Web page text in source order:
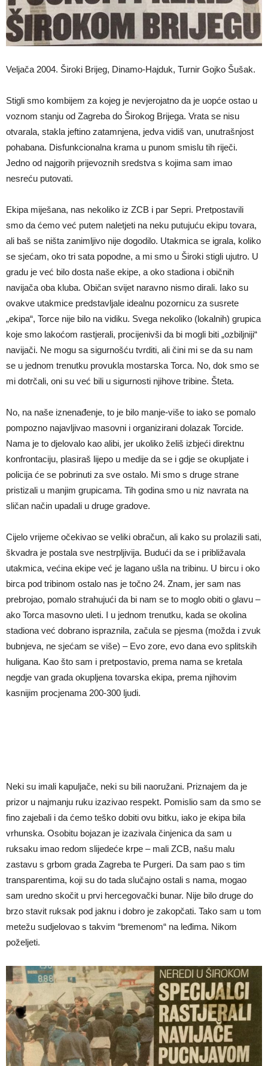
Veljača 2004. Široki Brijeg, Dinamo-Hajduk, Turnir Gojko Šušak.
Stigli smo kombijem za kojeg je nevjerojatno da je uopće ostao u
voznom stanju od Zagreba do Širokog Brijega. Vrata se nisu
otvarala, stakla jeftino zatamnjena, jedva vidiš van, unutrašnjost
pohabana. Disfunkcionalna krama u punom smislu tih riječi.
Jedno od najgorih prijevoznih sredstva s kojima sam imao
nesreću putovati.
Ekipa miješana, nas nekoliko iz ZCB i par Sepri. Pretpostavili
smo da ćemo već putem naletjeti na neku putujuću ekipu tovara,
ali baš se ništa zanimljivo nije dogodilo. Utakmica se igrala, koliko
se sjećam, oko tri sata popodne, a mi smo u Široki stigli ujutro. U
gradu je već bilo dosta naše ekipe, a oko stadiona i običnih
navijača oba kluba. Običan svijet naravno nismo dirali. Iako su
ovakve utakmice predstavljale idealnu pozornicu za susrete
„ekipa“, Torce nije bilo na vidiku. Svega nekoliko (lokalnih) grupica
koje smo lakoćom rastjerali, procijenivši da bi mogli biti „ozbiljniji“
navijači. Ne mogu sa sigurnošću tvrditi, ali čini mi se da su nam
se u jednom trenutku provukla mostarska Torca. No, dok smo se
mi dotrčali, oni su već bili u sigurnosti njihove tribine. Šteta.
No, na naše iznenađenje, to je bilo manje-više to iako se pomalo
pompozno najavljivao masovni i organizirani dolazak Torcide.
Nama je to djelovalo kao alibi, jer ukoliko želiš izbjeći direktnu
konfrontaciju, plasiraš lijepo u medije da se i gdje se okupljate i
policija će se pobrinuti za sve ostalo. Mi smo s druge strane
pristizali u manjim grupicama. Tih godina smo u niz navrata na
sličan način upadali u druge gradove.
Cijelo vrijeme očekivao se veliki obračun, ali kako su prolazili sati,
škvadra je postala sve nestrpljivija. Budući da se i približavala
utakmica, većina ekipe već je lagano ušla na tribinu. U bircu i oko
birca pod tribinom ostalo nas je točno 24. Znam, jer sam nas
prebrojao, pomalo strahujući da bi nam se to moglo obiti o glavu –
ako Torca masovno uleti. I u jednom trenutku, kada se okolina
stadiona već dobrano ispraznila, začula se pjesma (možda i zvuk
bubnjeva, ne sjećam se više) – Evo zore, evo dana evo splitskih
huligana. Kao što sam i pretpostavio, prema nama se kretala
negdje van grada okupljena tovarska ekipa, prema njihovim
kasnijim procjenama 200-300 ljudi.
Neki su imali kapuljače, neki su bili naoružani. Priznajem da je
prizor u najmanju ruku izazivao respekt. Pomislio sam da smo se
fino zajebali i da ćemo teško dobiti ovu bitku, iako je ekipa bila
vrhunska. Osobitu bojazan je izazivala činjenica da sam u
ruksaku imao redom slijedeće krpe – mali ZCB, našu malu
zastavu s grbom grada Zagreba te Purgeri. Da sam pao s tim
transparentima, koji su do tada slučajno ostali s nama, mogao
sam uredno skočit u prvi hercegovački bunar. Nije bilo druge do
brzo stavit ruksak pod jaknu i dobro je zakopčati. Tako sam u tom
metežu sudjelovao s takvim “bremenom“ na leđima. Nikom
poželjeti.